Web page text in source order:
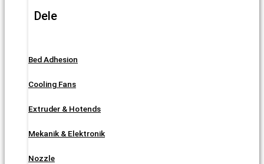
Dele
Bed Adhesion
Cooling Fans
Extruder & Hotends
Mekanik & Elektronik
Nozzle